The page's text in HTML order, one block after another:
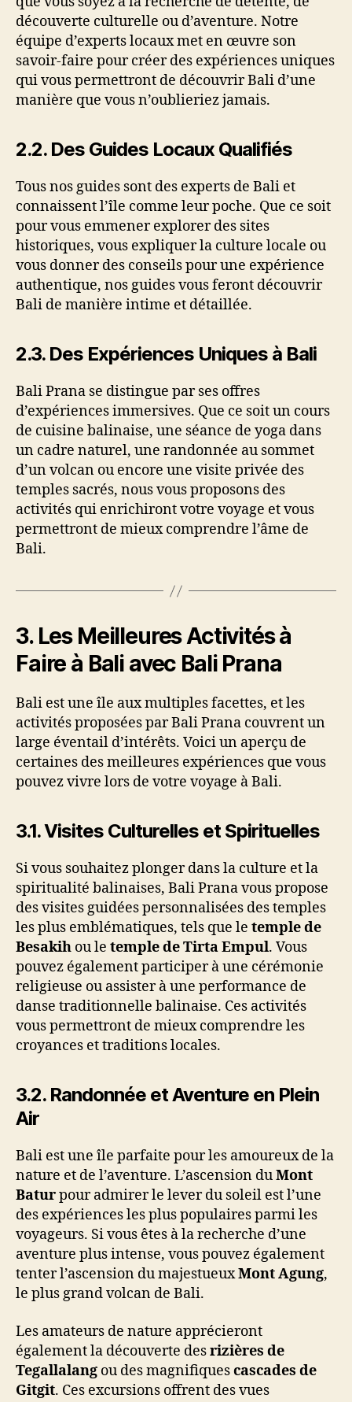
découverte culturelle ou d’aventure. Notre
équipe d’experts locaux met en œuvre son
savoir-faire pour créer des expériences uniques
qui vous permettront de découvrir Bali d’une
manière que vous n’oublieriez jamais.
2.2. Des Guides Locaux Qualifiés
Tous nos guides sont des experts de Bali et
connaissent l’île comme leur poche. Que ce soit
pour vous emmener explorer des sites
historiques, vous expliquer la culture locale ou
vous donner des conseils pour une expérience
authentique, nos guides vous feront découvrir
Bali de manière intime et détaillée.
2.3. Des Expériences Uniques à Bali
Bali Prana se distingue par ses offres
d’expériences immersives. Que ce soit un cours
de cuisine balinaise, une séance de yoga dans
un cadre naturel, une randonnée au sommet
d’un volcan ou encore une visite privée des
temples sacrés, nous vous proposons des
activités qui enrichiront votre voyage et vous
permettront de mieux comprendre l’âme de
Bali.
3. Les Meilleures Activités à
Faire à Bali avec Bali Prana
Bali est une île aux multiples facettes, et les
activités proposées par Bali Prana couvrent un
large éventail d’intérêts. Voici un aperçu de
certaines des meilleures expériences que vous
pouvez vivre lors de votre voyage à Bali.
3.1.Visites Culturelles et Spirituelles
Si vous souhaitez plonger dans la culture et la
spiritualité balinaises, Bali Prana vous propose
des visites guidées personnalisées des temples
les plus emblématiques, tels que le temple de
Besakih ou le temple de Tirta Empul. Vous
pouvez également participer à une cérémonie
religieuse ou assister à une performance de
danse traditionnelle balinaise. Ces activités
vous permettront de mieux comprendre les
croyances et traditions locales.
3.2. Randonnée et Aventure en Plein
Air
Bali est une île parfaite pour les amoureux de la
nature et de l’aventure. L’ascension duMont
Baturpour admirer le lever du soleil est l’une
des expériences les plus populaires parmi les
voyageurs. Si vous êtes à la recherche d’une
aventure plus intense, vous pouvez également
tenter l’ascension du majestueuxMont Agung,
le plus grand volcan de Bali.
Les amateurs de nature apprécieront
également la découverte desrizières de
Tegallalang ou des magnifiquescascades de
Gitgit. Ces excursions offrent des vues